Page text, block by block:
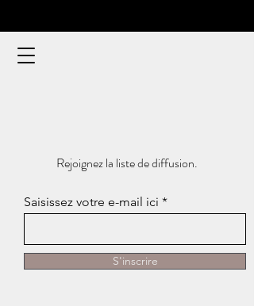
Rejoignez la liste de diffusion.
Saisissez votre e-mail ici
S'inscrire